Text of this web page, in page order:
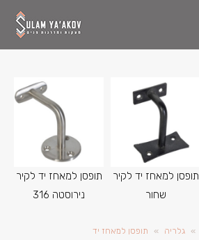
תופסן למאחז יד לקיר
שחור
תופסן למאחז יד לקיר
נירוסטה 316
» גלריה » תופסן למאחז יד